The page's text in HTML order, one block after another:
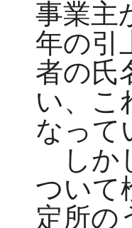
事業主
年の引
者の氏
い、こ
なって
しか
ついて
定所の